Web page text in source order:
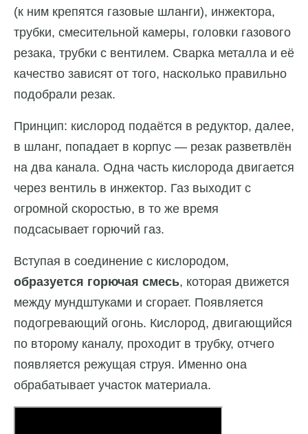
(к ним крепятся газовые шланги), инжектора,
трубки, смесительной камеры, головки газового
резака, трубки с вентилем. Сварка металла и её
качество зависят от того, насколько правильно
подобрали резак.
Принцип: кислород подаётся в редуктор, далее,
в шланг, попадает в корпус — резак разветвлён
на два канала. Одна часть кислорода двигается
через вентиль в инжектор. Газ выходит с
огромной скоростью, в то же время
подсасывает горючий газ.
Вступая в соединение с кислородом,
образуется горючая смесь, которая движется
между мундштуками и сгорает. Появляется
подогревающий огонь. Кислород, двигающийся
по второму каналу, проходит в трубку, отчего
появляется режущая струя. Именно она
обрабатывает участок материала.